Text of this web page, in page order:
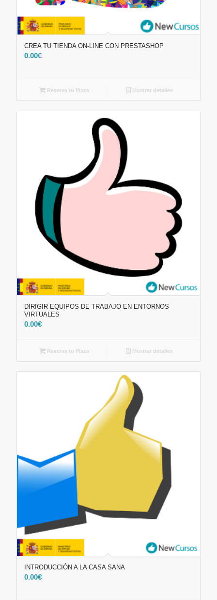
CREA TU TIENDA ON-LINE CON PRESTASHOP
0.00€
Reserva tu Plaza Mostrar detalles
DIRIGIR EQUIPOS DE TRABAJO EN ENTORNOS
VIRTUALES
0.00€
Reserva tu Plaza Mostrar detalles
INTRODUCCIÓN A LA CASA SANA
0.00€